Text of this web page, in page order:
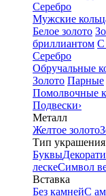
Серебро
Мужские
Белое золото
бриллиантом С
Серебро
Обручальные
Золото Парные
Помолвочные
Подвески›
Металл
Желтое золото
Тип украшения
Буквы
лескеСимвол
Вставка
Без камнейС